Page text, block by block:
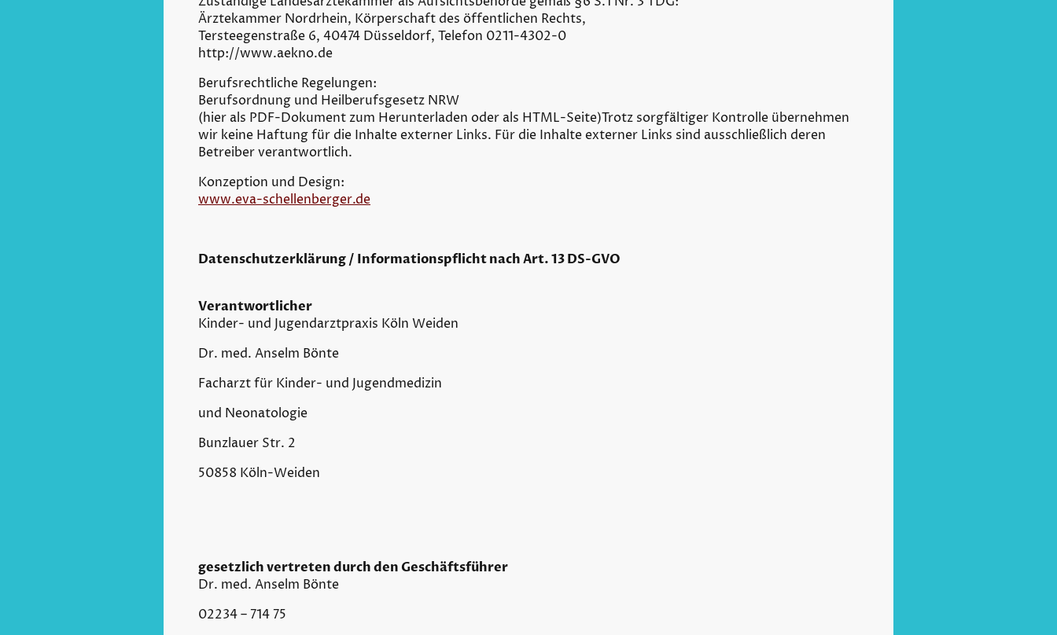
Ärztekammer Nordrhein, Körperschaft des öffentlichen Rechts,
Tersteegenstraße 6, 40474 Düsseldorf, Telefon 0211-4302-0
http://www.aekno.de
Berufsrechtliche Regelungen:
Berufsordnung und Heilberufsgesetz NRW
(hier als PDF-Dokument zum Herunterladen oder als HTML-Seite)Trotz sorgfältiger Kontrolle übernehmen
wir keine Haftung für die Inhalte externer Links. Für die Inhalte externer Links sind ausschließlich deren
Betreiber verantwortlich.
Konzeption und Design:
www.eva-schellenberger.de
Datenschutzerklärung / Informationspflicht nach Art. 13 DS-GVO
Verantwortlicher
Kinder- und Jugendarztpraxis Köln Weiden
Dr. med. Anselm Bönte
Facharzt für Kinder- und Jugendmedizin
und Neonatologie
Bunzlauer Str. 2
50858 Köln-Weiden
gesetzlich vertreten durch den Geschäftsführer
Dr. med. Anselm Bönte
02234 – 714 75